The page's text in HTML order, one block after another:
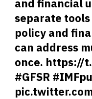
and financial
separate
policy and
can address
once. https://
#GFSR